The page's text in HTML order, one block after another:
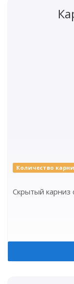
Количество
Скрытый карниз